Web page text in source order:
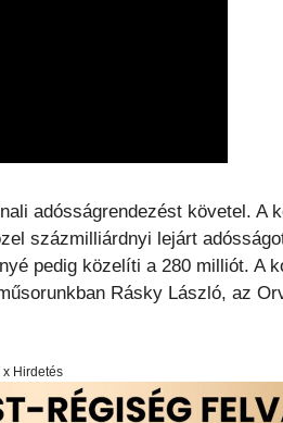
adósságrendezést követel. A
százmilliárdnyi lejárt
pedig közelíti a 280 milliót. A
Rásky László, az
x Hirdetés